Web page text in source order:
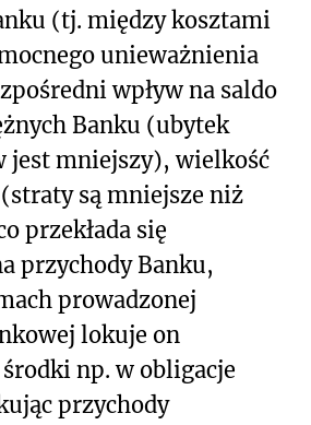
(tj. między kosztami
unieważnienia
wpływ na saldo
Banku (ubytek
jest mniejszy), wielkość
są mniejsze niż
przekłada się
przychody Banku,
prowadzonej
lokuje on
np. w obligacje
przychody